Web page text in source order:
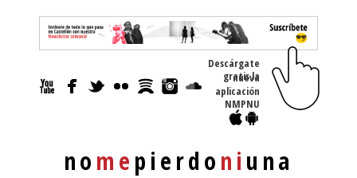
nomepierdoniuna
Descárgate
gratis la nueva
aplicación
NMPNU